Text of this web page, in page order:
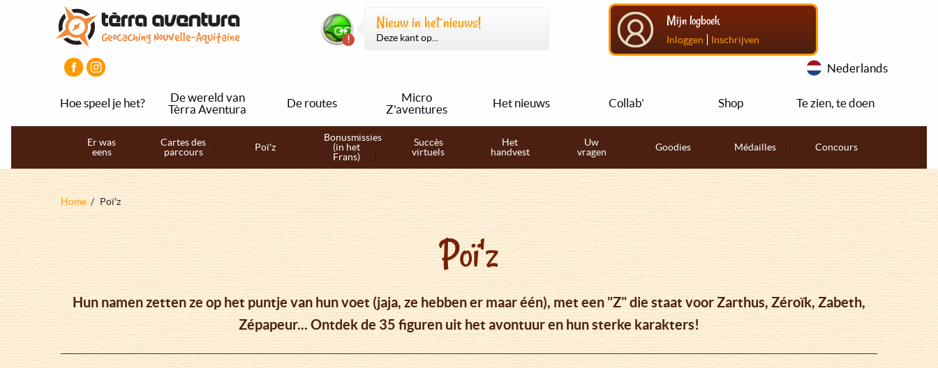
Nieuw in het nieuws!
Deze kant op...
Mijn logboek
Inloggen | Inschrijven
Nederlands
Hoe speel je het?
De wereld van
Tèrra Aventura
De routes
Micro
Z'aventures
Het nieuws Collab' Shop Te zien, te doen
principale
Er was
eens
Cartes des
parcours
Poï'z
Bonusmissies
(in het
Frans)
Succès
virtuels
Het
handvest
Uw
vragen
Goodies Médailles Concours
Kruimelpad
Home Poï'z
Poï'z
Hun namen zetten ze op het puntje van hun voet (jaja, ze hebben er maar één), met een "Z" die staat voor Zarthus, Zéroïk, Zabeth,
Zépapeur... Ontdek de 35 figuren uit het avontuur en hun sterke karakters!